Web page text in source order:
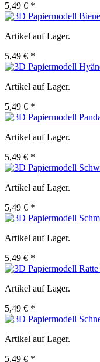
5,49 € *
Artikel auf Lager.
5,49 € *
Artikel auf Lager.
5,49 € *
Artikel auf Lager.
5,49 € *
Artikel auf Lager.
5,49 € *
Artikel auf Lager.
5,49 € *
Artikel auf Lager.
5,49 € *
Artikel auf Lager.
5,49 € *